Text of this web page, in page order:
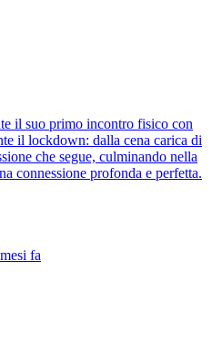
il suo primo incontro fisico con
il lockdown: dalla cena carica di
che segue, culminando nella
connessione profonda e perfetta.
fa